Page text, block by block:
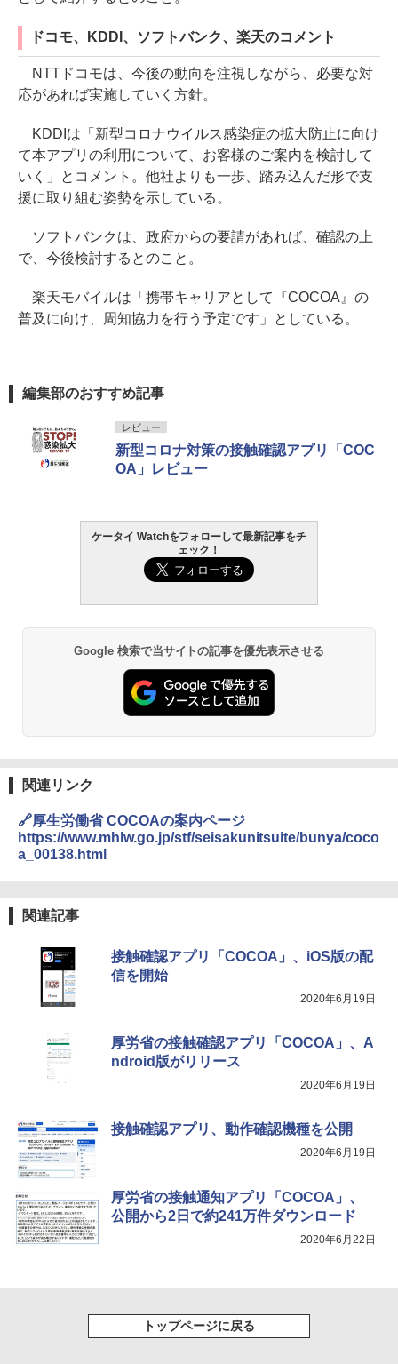
ドコモ、KDDI、ソフトバンク、楽天のコメント
NTTドコモは、今後の動向を注視しながら、必要な対
応があれば実施していく方針。
KDDIは「新型コロナウイルス感染症の拡大防止に向け
て本アプリの利用について、お客様のご案内を検討して
いく」とコメント。他社よりも一歩、踏み込んだ形で支
援に取り組む姿勢を示している。
ソフトバンクは、政府からの要請があれば、確認の上
で、今後検討するとのこと。
楽天モバイルは「携帯キャリアとして『COCOA』の
普及に向け、周知協力を行う予定です」としている。
編集部のおすすめ記事
レビュー
新型コロナ対策の接触確認アプリ「COC
OA」レビュー
ケータイ Watchをフォローして最新記事をチ
ェック！
Google 検索で当サイトの記事を優先表示させる
関連リンク
🔗厚生労働省 COCOAの案内ページ
https://www.mhlw.go.jp/stf/seisakunitsuite/bunya/coco
a_00138.html
関連記事
接触確認アプリ「COCOA」、iOS版の配
信を開始
2020年6月19日
厚労省の接触確認アプリ「COCOA」、A
ndroid版がリリース
2020年6月19日
接触確認アプリ、動作確認機種を公開
2020年6月19日
厚労省の接触通知アプリ「COCOA」、
公開から2日で約241万件ダウンロード
2020年6月22日
トップページに戻る